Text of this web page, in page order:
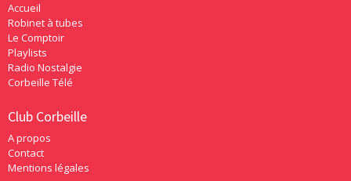
Accueil
Robinet à tubes
Le Comptoir
Playlists
Radio Nostalgie
Corbeille Télé
Club Corbeille
A propos
Contact
Mentions légales